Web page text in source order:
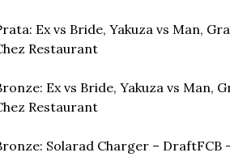
Ex vs Bride, Yakuza vs Man,
Restaurant
Ex vs Bride, Yakuza vs Man,
Restaurant
Solarad Charger – DraftFCB